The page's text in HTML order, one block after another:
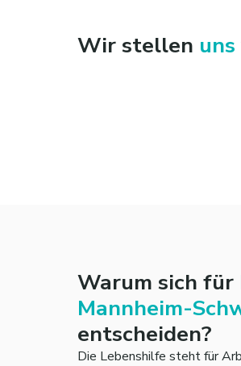
Wir stellen uns
Warum sich für
Mannheim-
entscheiden?
Die Lebenshilfe steht für